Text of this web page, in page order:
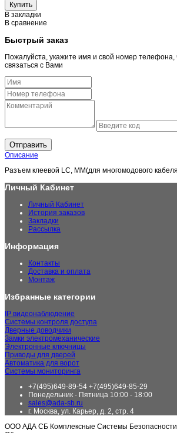
В закладки
В сравнение
Быстрый заказ
Пожалуйста, укажите имя и свой номер
связаться с Вами
Отправить
Описание
Разъем клеевой LC, MM(для многомодового
Личный Кабинет
Личный Кабинет
История заказов
Закладки
Рассылка
Информация
Контакты
Доставка и оплата
Монтаж
Избранные категории
IP видеонаблюдение
Системы контроля доступа
Дверные доводчики
Замки электромеханические
Электронные ключницы
Приводы для дверей
Автоматика для ворот
Системы мониторинга
+7(495)649-89-54 +7(495)649-85-29
Понедельник - Пятница 10:00 - 18:00
sales@ada-sb.ru
г. Москва, ул. Карьер, д. 2, стр. 4
ООО АДА СБ Комплексные Системы